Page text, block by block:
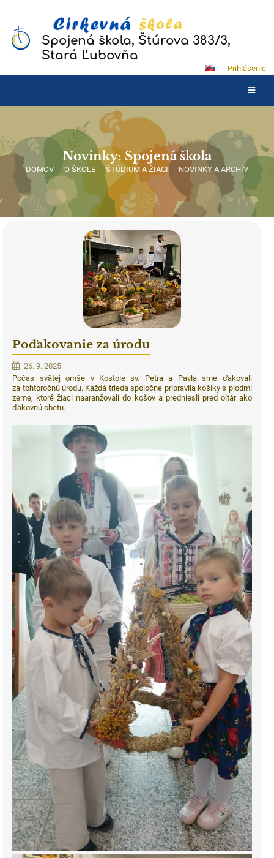
Spojená škola, Štúrova 383/3,
Stará Ľubovňa
Prihlásenie
Novinky: Spojená škola
DOMOV - O ŠKOLE - ŠTÚDIUM A ŽIACI - NOVINKY A ARCHÍV
Poďakovanie za úrodu
26. 9. 2025
Počas svätej omše v Kostole sv. Petra a Pavla sme ďakovali
za tohtoročnú úrodu. Každá trieda spoločne pripravila košíky s plodmi
zeme, ktoré žiaci naaranžovali do košov a predniesli pred oltár ako
ďakovnú obetu.